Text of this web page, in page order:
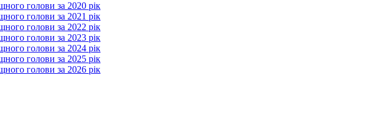
голови за 2020 рік
голови за 2021 рік
голови за 2022 рік
голови за 2023 рік
голови за 2024 рік
голови за 2025 рік
голови за 2026 рік